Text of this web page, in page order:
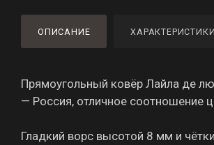
ОПИСАНИЕ ХАРАКТЕРИСТИКИ
Прямоугольный ковёр Лайла де
— Россия, отличное соотношение
Гладкий ворс высотой 8 мм и